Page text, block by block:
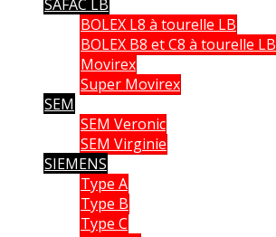
SAFAC LB
BOLEX L8 à tourelle LB
BOLEX B8 et C8 à tourelle LB
Movirex
Super Movirex
SEM
SEM Veronic
SEM Virginie
SIEMENS
Type A
Type B
Type C